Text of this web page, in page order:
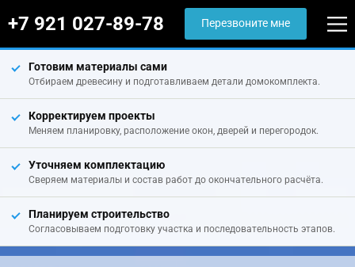
+7 921 027-89-78 Перезвоните мне
Готовим материалы сами
Отбираем древесину и подготавливаем детали домокомплекта.
Корректируем проекты
Меняем планировку, расположение окон, дверей и перегородок.
Уточняем комплектацию
Сверяем материалы и состав работ до окончательного расчёта.
Планируем строительство
Согласовываем подготовку участка и последовательность этапов.